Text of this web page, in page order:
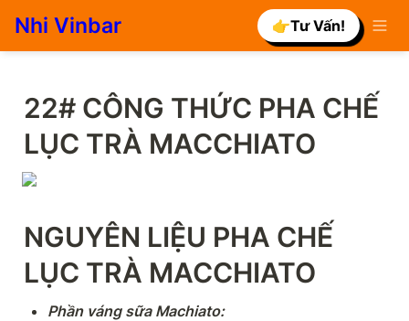
Nhi Vinbar 👉Tư Vấn!
22# CÔNG THỨC PHA CHẾ
LỤC TRÀ MACCHIATO
NGUYÊN LIỆU PHA CHẾ
LỤC TRÀ MACCHIATO
Phần váng sữa Machiato: